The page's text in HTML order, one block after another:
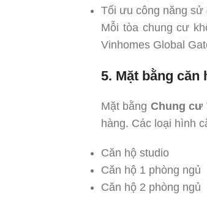
Tối ưu công năng sử
Mỗi tòa chung cư
Vinhomes Global
5. Mặt bằng căn
Mặt bằng Chung cư
hàng. Các loại hình
Căn hộ studio
Căn hộ 1 phòng ngủ
Căn hộ 2 phòng ngủ